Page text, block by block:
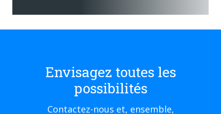
Envisagez toutes les
possibilités
Contactez-nous et, ensemble,